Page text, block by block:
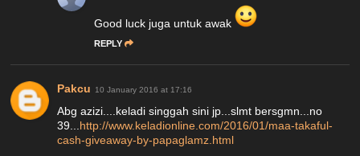
Good luck juga untuk awak
REPLY
Pakcu 10 January 2016 at 17:16
Abg azizi....keladi singgah sini jp...slmt bersgmn...no
39...http://www.keladionline.com/2016/01/maa-takaful-
cash-giveaway-by-papaglamz.html